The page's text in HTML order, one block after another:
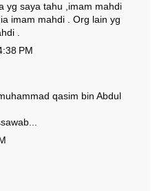
yg saya tahu ,imam mahdi
imam mahdi . Org lain yg
.
PM
qasim bin Abdul